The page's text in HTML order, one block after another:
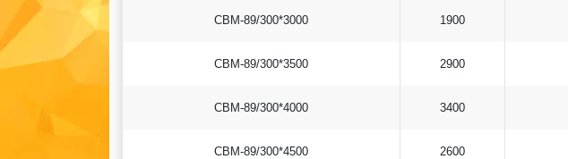
СВМ-89/300*3000 1900
СВМ-89/300*3500 2900
СВМ-89/300*4000 3400
СВМ-89/300*4500 2600